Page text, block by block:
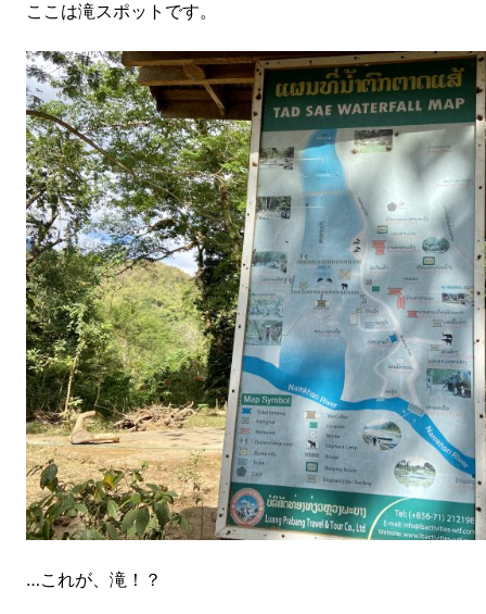
ここは滝スポットです。
…これが、滝！？